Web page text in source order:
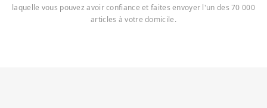
laquelle vous pouvez avoir confiance et faites envoyer l'un des 70 000
articles à votre domicile.